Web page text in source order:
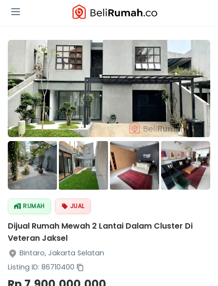
RUMAH JUAL
Dijual Rumah Mewah 2 Lantai Dalam Cluster Di
Veteran Jaksel
Bintaro, Jakarta Selatan
Listing ID: 86710400